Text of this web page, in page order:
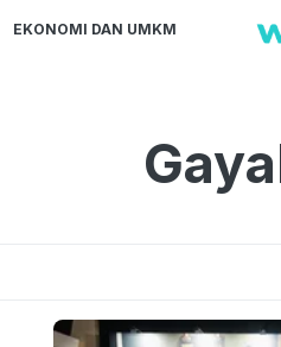
EKONOMI DAN UMKM